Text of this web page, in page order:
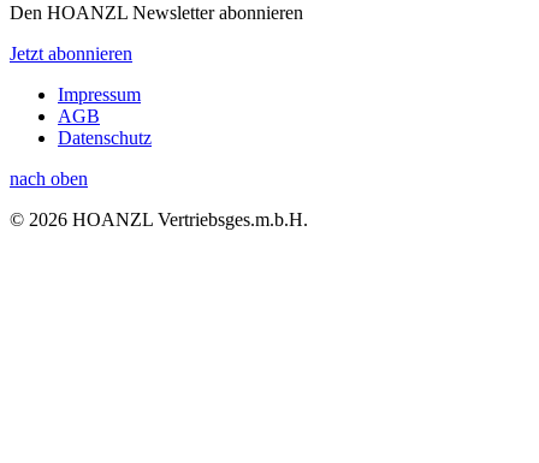
Den HOANZL Newsletter abonnieren
Jetzt abonnieren
Impressum
AGB
Datenschutz
nach oben
© 2026 HOANZL Vertriebsges.m.b.H.